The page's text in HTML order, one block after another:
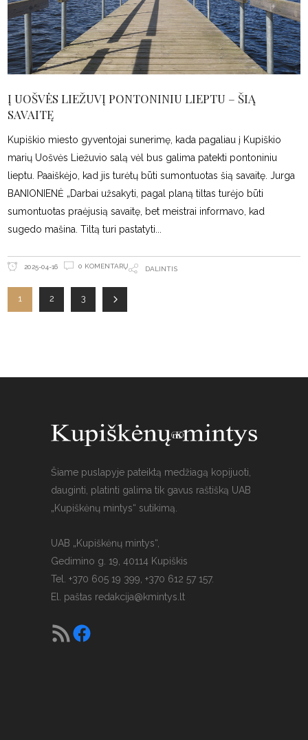
Į UOŠVĖS LIEŽUVĮ PONTONINIU LIEPTU – ŠIĄ
SAVAITĘ
Kupiškio miesto gyventojai sunerimę, kada pagaliau į Kupiškio
marių Uošvės Liežuvio salą vėl bus galima patekti pontoniniu
lieptu. Paaiškėjo, kad jis turėtų būti sumontuotas šią savaitę. Jurga
BANIONIENĖ „Darbai užsakyti, pagal planą tiltas turėjo būti
sumontuotas praėjusią savaitę, bet meistrai informavo, kad
sugedo mašina. Tiltą turi pastatyti
2025-04-16 0 KOMENTARŲ DALINTIS
1 2 3
Šiame puslapyje pateiktą medžiagą kopijuoti,
dauginti, platinti galima tik gavus raštišką UAB
„Kupiškėnų mintys“ sutikimą.
UAB „Kupiškėnų mintys“,
Gedimino g. 19, 40114 Kupiškis
Tel. +370 605 19 399, +370 612 57 157.
El. paštas redakcija@kmintys.lt